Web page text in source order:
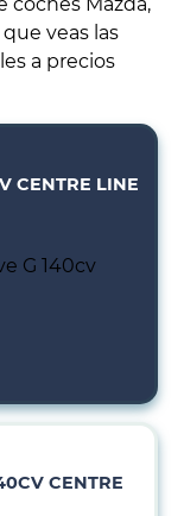
veas las
a precios
CENTRE LINE
CENTRE